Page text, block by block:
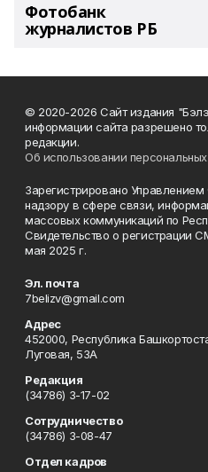
Фотобанк
журналистов РБ
© 2020-2026 Сайт издания
информации сайта разрешено
редакции.
Об использовании
Зарегистрировано
надзору в сфере связи,
массовых коммуникаций по
Свидетельство о регистрации
мая 2025 г.
Эл. почта
7belizv@gmail.com
Адрес
452000, Республика
Луговая, 53А
Редакция
(34786) 3-17-02
Сотрудничество
(34786) 3-08-47
Отдел кадров